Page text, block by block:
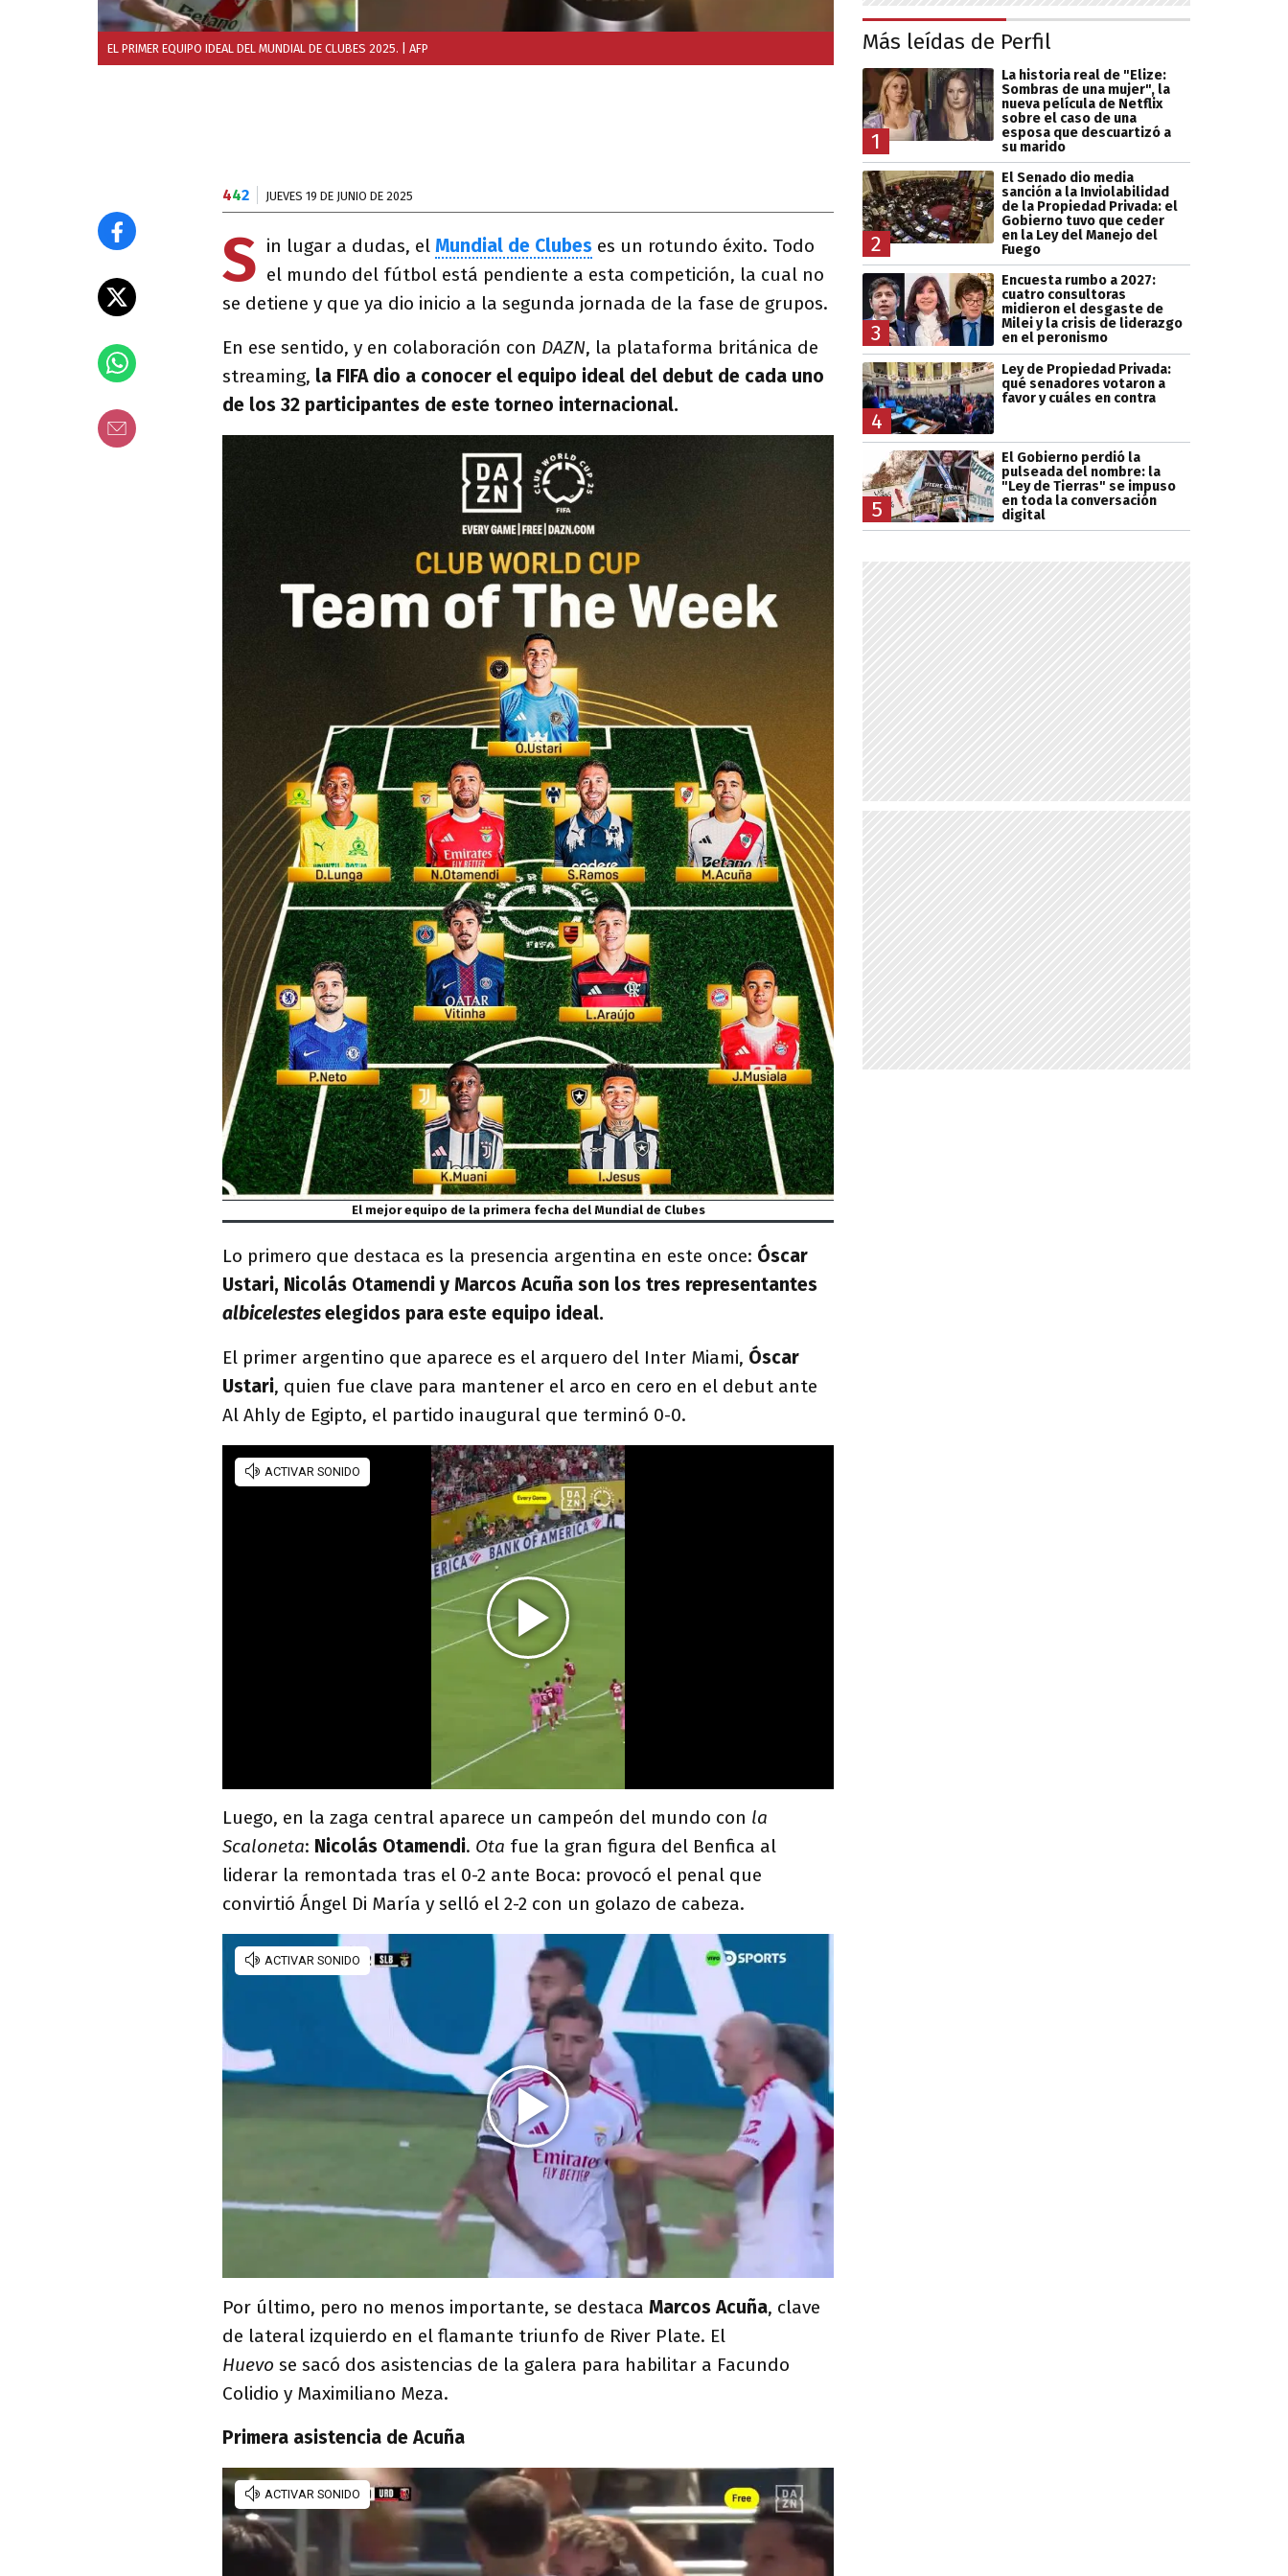
EL PRIMER EQUIPO IDEAL DEL MUNDIAL DE CLUBES 2025. | AFP
442 JUEVES 19 DE JUNIO DE 2025
S in lugar a dudas, el Mundial de Clubes es un rotundo éxito. Todo
el mundo del fútbol está pendiente a esta competición, la cual no
se detiene y que ya dio inicio a la segunda jornada de la fase de grupos.
En ese sentido, y en colaboración con DAZN, la plataforma británica de
streaming, la FIFA dio a conocer el equipo ideal del debut de cada uno
de los 32 participantes de este torneo internacional.
El mejor equipo de la primera fecha del Mundial de Clubes
Lo primero que destaca es la presencia argentina en este once: Óscar
Ustari, Nicolás Otamendi y Marcos Acuña son los tres representantes
albicelesteselegidos para este equipo ideal.
El primer argentino que aparece es el arquero del Inter Miami, Óscar
Ustari, quien fue clave para mantener el arco en cero en el debut ante
Al Ahly de Egipto, el partido inaugural que terminó 0-0.
Luego, en la zaga central aparece un campeón del mundo con la
Scaloneta: Nicolás Otamendi. Ota fue la gran figura del Benfica al
liderar la remontada tras el 0-2 ante Boca: provocó el penal que
convirtió Ángel Di María y selló el 2-2 con un golazo de cabeza.
Por último, pero no menos importante, se destaca Marcos Acuña, clave
de lateral izquierdo en el flamante triunfo de River Plate. El
Huevo se sacó dos asistencias de la galera para habilitar a Facundo
Colidio y Maximiliano Meza.
Primera asistencia de Acuña
Más leídas de Perfil
1
La historia real de "Elize:
Sombras de una mujer", la
nueva película de Netflix
sobre el caso de una
esposa que descuartizó a
su marido
2
El Senado dio media
sanción a la Inviolabilidad
de la Propiedad Privada: el
Gobierno tuvo que ceder
en la Ley del Manejo del
Fuego
3
Encuesta rumbo a 2027:
cuatro consultoras
midieron el desgaste de
Milei y la crisis de liderazgo
en el peronismo
4
Ley de Propiedad Privada:
qué senadores votaron a
favor y cuáles en contra
5
El Gobierno perdió la
pulseada del nombre: la
"Ley de Tierras" se impuso
en toda la conversación
digital